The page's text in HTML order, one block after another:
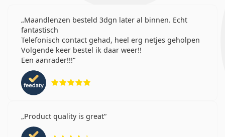
Maandlenzen besteld 3dgn later al binnen. Echt
fantastisch
Telefonisch contact gehad, heel erg netjes geholpen
Volgende keer bestel ik daar weer!!
Een aanrader!!!
Product quality is great